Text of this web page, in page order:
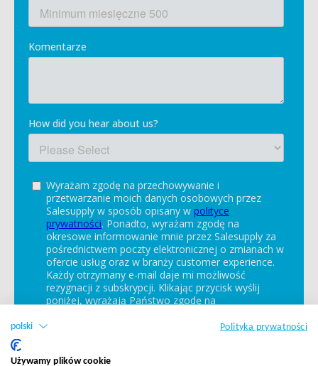
polski Polityka prywatności
Używamy plików cookie